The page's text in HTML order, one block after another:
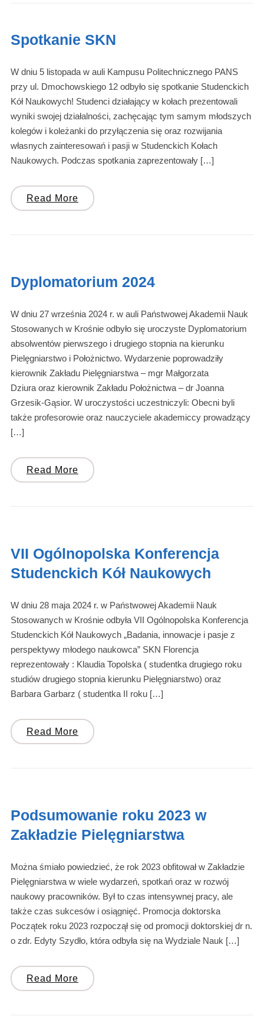
Spotkanie SKN
W dniu 5 listopada w auli Kampusu Politechnicznego PANS
przy ul. Dmochowskiego 12 odbyło się spotkanie Studenckich
Kół Naukowych! Studenci działający w kołach prezentowali
wyniki swojej działalności, zachęcając tym samym młodszych
kolegów i koleżanki do przyłączenia się oraz rozwijania
własnych zainteresowań i pasji w Studenckich Kołach
Naukowych. Podczas spotkania zaprezentowały […]
Read More
Dyplomatorium 2024
W dniu 27 września 2024 r. w auli Państwowej Akademii Nauk
Stosowanych w Krośnie odbyło się uroczyste Dyplomatorium
absolwentów pierwszego i drugiego stopnia na kierunku
Pielęgniarstwo i Położnictwo. Wydarzenie poprowadziły
kierownik Zakładu Pielęgniarstwa – mgr Małgorzata
Dziura oraz kierownik Zakładu Położnictwa – dr Joanna
Grzesik-Gąsior. W uroczystości uczestniczyli: Obecni byli
także profesorowie oraz nauczyciele akademiccy prowadzący
[…]
Read More
VII Ogólnopolska Konferencja
Studenckich Kół Naukowych
W dniu 28 maja 2024 r. w Państwowej Akademii Nauk
Stosowanych w Krośnie odbyła VII Ogólnopolska Konferencja
Studenckich Kół Naukowych „Badania, innowacje i pasje z
perspektywy młodego naukowca” SKN Florencja
reprezentowały : Klaudia Topolska ( studentka drugiego roku
studiów drugiego stopnia kierunku Pielęgniarstwo) oraz
Barbara Garbarz ( studentka II roku […]
Read More
Podsumowanie roku 2023 w
Zakładzie Pielęgniarstwa
Można śmiało powiedzieć, że rok 2023 obfitował w Zakładzie
Pielęgniarstwa w wiele wydarzeń, spotkań oraz w rozwój
naukowy pracowników. Był to czas intensywnej pracy, ale
także czas sukcesów i osiągnięć. Promocja doktorska
Początek roku 2023 rozpoczął się od promocji doktorskiej dr n.
o zdr. Edyty Szydło, która odbyła się na Wydziale Nauk […]
Read More